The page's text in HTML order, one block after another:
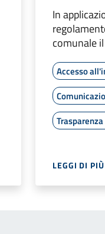
In
comunale
Accesso
LEGGI DI PIÙ